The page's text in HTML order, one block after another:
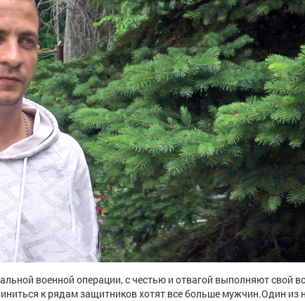
военной операции, с честью и отвагой выполняют свой
к рядам защитников хотят все больше мужчин.Один из